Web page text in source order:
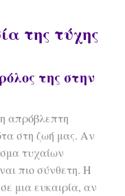
της τύχης
της στην
απρόβλεπτη
στη ζωή μας. Αν
τυχαίων
πιο σύνθετη. Η
μια ευκαιρία, αν